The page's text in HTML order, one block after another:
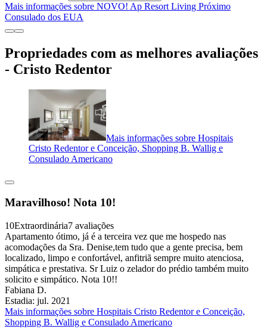
Mais informações sobre NOVO! Ap Resort Living Próximo
Consulado dos EUA
Propriedades com as melhores avaliações
- Cristo Redentor
Mais informações sobre Hospitais
Cristo Redentor e Conceição, Shopping B. Wallig e
Consulado Americano
Maravilhoso! Nota 10!
10Extraordinária7 avaliações
Apartamento ótimo, já é a terceira vez que me hospedo nas
acomodações da Sra. Denise,tem tudo que a gente precisa, bem
localizado, limpo e confortável, anfitriã sempre muito atenciosa,
simpática e prestativa. Sr Luiz o zelador do prédio também muito
solicito e simpático. Nota 10!!
Fabiana D.
Estadia: jul. 2021
Mais informações sobre Hospitais Cristo Redentor e Conceição,
Shopping B. Wallig e Consulado Americano